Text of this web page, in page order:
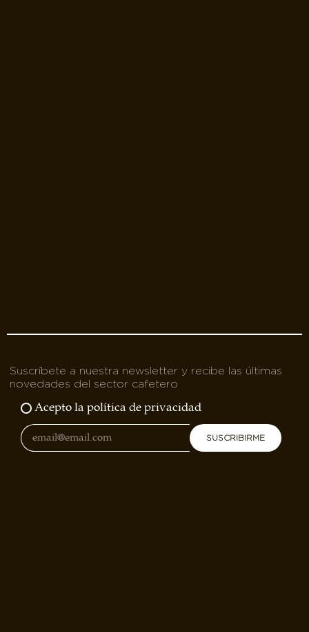
Suscríbete a nuestra newsletter y recibe las últimas
novedades del sector cafetero
Acepto la política de privacidad
SUSCRIBIRME